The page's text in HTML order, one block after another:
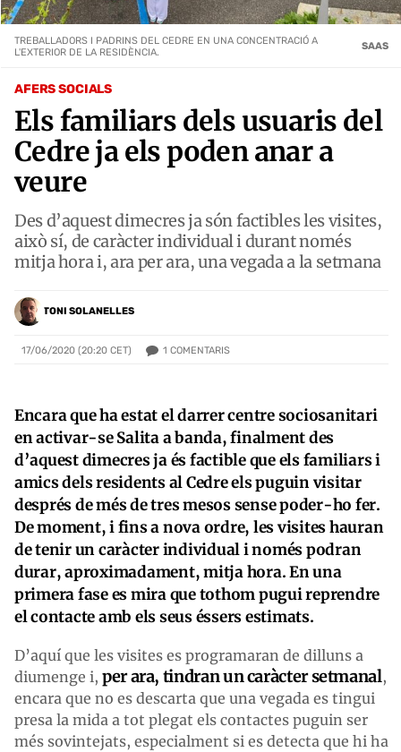
AFERS SOCIALS
Els familiars dels usuaris del
Cedre ja els poden anar a
veure
Des d’aquest dimecres ja són factibles les visites,
això sí, de caràcter individual i durant només
mitja hora i, ara per ara, una vegada a la setmana
TONI SOLANELLES
17/06/2020 (20:20 CET) 1 COMENTARIS
TREBALLADORS I PADRINS DEL CEDRE EN UNA CONCENTRACIÓ A
L'EXTERIOR DE LA RESIDÈNCIA.
SAAS
Encara que ha estat el darrer centre sociosanitari
en activar-se Salita a banda, finalment des
d’aquest dimecres ja és factible que els familiars i
amics dels residents al Cedre els puguin visitar
després de més de tres mesos sense poder-ho fer.
De moment, i fins a nova ordre, les visites hauran
de tenir un caràcter individual i només podran
durar, aproximadament, mitja hora. En una
primera fase es mira que tothom pugui reprendre
el contacte amb els seus éssers estimats.
D’aquí que les visites es programaran de dilluns a
diumenge i, per ara, tindran un caràcter setmanal,
encara que no es descarta que una vegada es tingui
presa la mida a tot plegat els contactes puguin ser
més sovintejats, especialment si es detecta que hi ha